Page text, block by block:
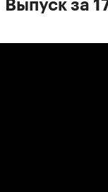
Выпуск за